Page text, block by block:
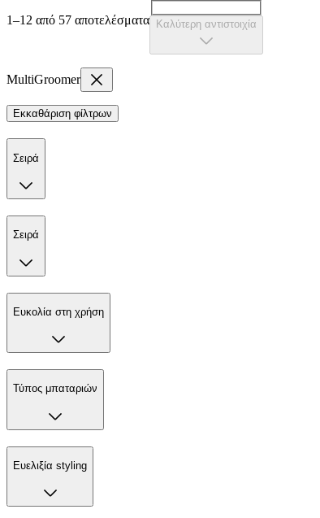
1–12 από 57 αποτελέσματα Καλύτερη αντιστοιχία
MultiGroomer
Εκκαθάριση φίλτρων
Σειρά
Σειρά
Ευκολία στη χρήση
Τύπος μπαταριών
Ευελιξία styling